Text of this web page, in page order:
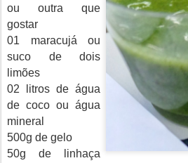
ou outra que
gostar
01 maracujá ou
suco de dois
limões
02 litros de água
de coco ou água
mineral
500g de gelo
50g de linhaça